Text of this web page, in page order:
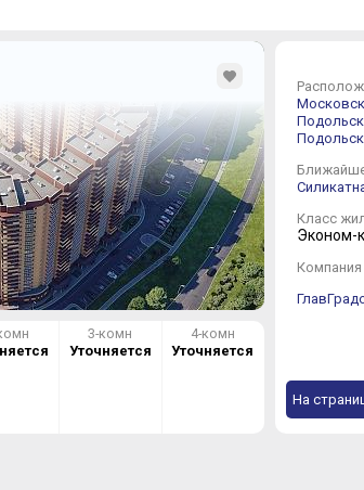
3-комн
Уточняется
4-комн
Уточняется
Подольск
Класс
Эконом-
Компания
На